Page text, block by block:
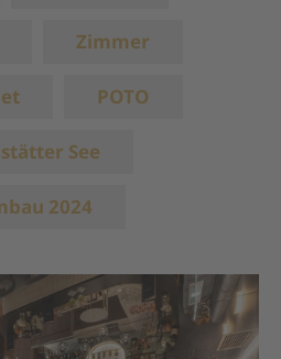
Zimmer
POTO
See
2024